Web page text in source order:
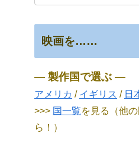
映画を……
― 製作国で選ぶ ―
アメリカ / イギリス / 日
>>> 国一覧を見る（他
ら！）